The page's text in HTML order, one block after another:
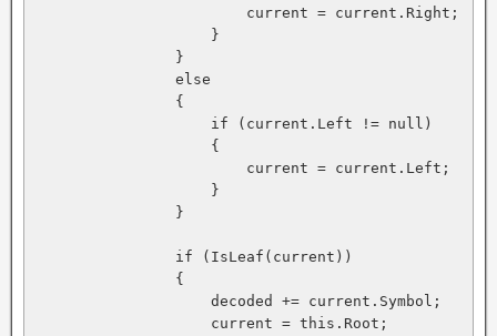
                        current = current.Right;
                    }
                }
                else
                {
                    if (current.Left != null)
                    {
                        current = current.Left;
                    }
                }
                if (IsLeaf(current))
                {
                    decoded += current.Symbol;
                    current = this.Root;